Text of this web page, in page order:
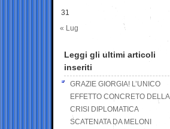
31
« Lug
Leggi gli ultimi articoli
inseriti
GRAZIE GIORGIA! L’UNICO
EFFETTO CONCRETO DELLA
CRISI DIPLOMATICA
SCATENATA DA MELONI